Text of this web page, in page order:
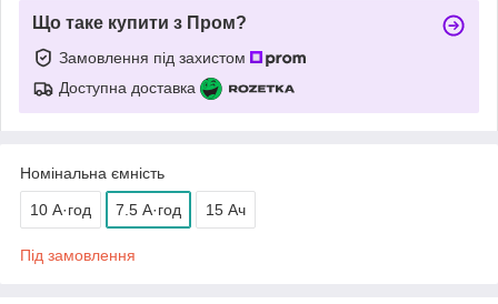
Що таке купити з Пром?
Замовлення під захистом
Доступна доставка
Номінальна ємність
10 А·год 7.5 А·год 15 Ач
Під замовлення